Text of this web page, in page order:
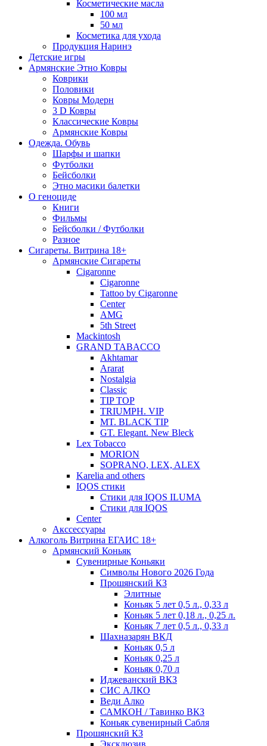
Косметические масла
100 мл
50 мл
Косметика для ухода
Продукция Наринэ
Детские игры
Армянские Этно Ковры
Коврики
Половики
Ковры Модерн
3 D Ковры
Классические Ковры
Армянские Ковры
Одежда. Обувь
Шарфы и шапки
Футболки
Бейсболки
Этно масики балетки
О геноциде
Книги
Фильмы
Бейсболки / Футболки
Разное
Сигареты. Витрина 18+
Армянские Сигареты
Cigaronne
Cigaronne
Tattoo by Cigaronne
Center
AMG
5th Street
Mackintosh
GRAND TABACCO
Akhtamar
Ararat
Nostalgia
Classic
TIP TOP
TRIUMPH. VIP
MT. BLACK TIP
GT. Elegant. New Bleck
Lex Tobacco
MORION
SOPRANO, LEX, ALEX
Karelia and others
IQOS стики
Стики для IQOS ILUMA
Стики для IQOS
Сenter
Акссессуары
Алкоголь Витрина ЕГАИС 18+
Армянский Коньяк
Сувенирные Коньяки
Символы Нового 2026 Года
Прошянский КЗ
Элитные
Коньяк 5 лет 0,5 л., 0,33 л
Коньяк 5 лет 0,18 л., 0,25 л.
Коньяк 7 лет 0,5 л., 0,33 л
Шахназарян ВКД
Коньяк 0,5 л
Коньяк 0,25 л
Коньяк 0,70 л
Иджеванский ВКЗ
СИС АЛКО
Веди Алко
САМКОН / Тавинко ВКЗ
Коньяк сувенирный Сабля
Прошянский КЗ
Эксклюзив